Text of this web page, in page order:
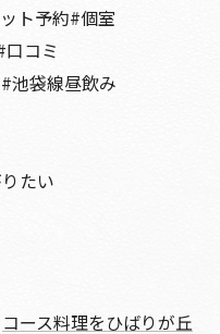
ト予約#個室
コミ
池袋線昼飲み
たい
コース料理をひばりが丘